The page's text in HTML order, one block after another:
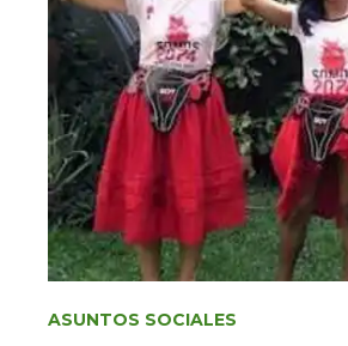
ASUNTOS SOCIALES